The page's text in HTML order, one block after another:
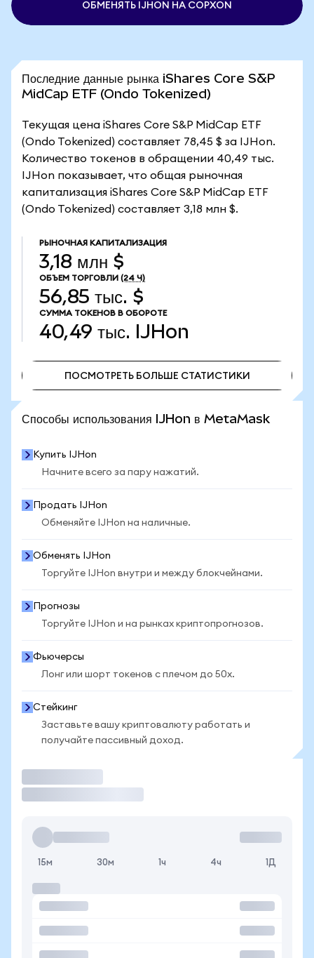
ОБМЕНЯТЬ IJHON НА COPXON
Последние данные рынка iShares Core S&P
MidCap ETF (Ondo Tokenized)
Текущая цена iShares Core S&P MidCap ETF
(Ondo Tokenized) составляет 78,45 $ за IJHon.
Количество токенов в обращении 40,49 тыс.
IJHon показывает, что общая рыночная
капитализация iShares Core S&P MidCap ETF
(Ondo Tokenized) составляет 3,18 млн $.
РЫНОЧНАЯ КАПИТАЛИЗАЦИЯ
3,18 млн $
ОБЪЕМ ТОРГОВЛИ (24 Ч)
56,85 тыс. $
СУММА ТОКЕНОВ В ОБОРОТЕ
40,49 тыс. IJHon
ПОСМОТРЕТЬ БОЛЬШЕ СТАТИСТИКИ
Способы использования IJHon в MetaMask
Купить IJHon
Начните всего за пару нажатий.
Продать IJHon
Обменяйте IJHon на наличные.
Обменять IJHon
Торгуйте IJHon внутри и между блокчейнами.
Прогнозы
Торгуйте IJHon и на рынках криптопрогнозов.
Фьючерсы
Лонг или шорт токенов с плечом до 50x.
Стейкинг
Заставьте вашу криптовалюту работать и
получайте пассивный доход.
15м 30м 1ч 4ч 1Д